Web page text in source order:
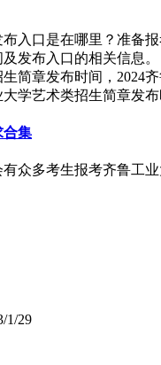
入口是在哪里？准备
发布入口的相关信息。
学艺术类招生简章发
合集
众多考生报考齐鲁工
1/29